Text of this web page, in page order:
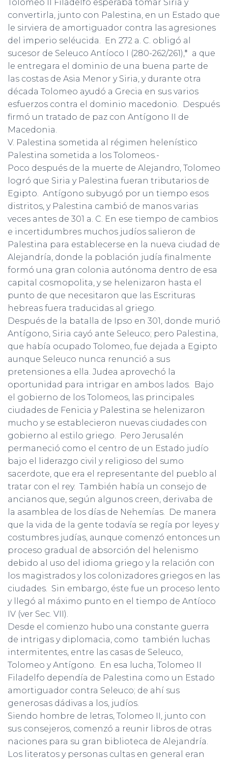
Tolomeo II Filadelfo esperaba tomar Siria y
convertirla, junto con Palestina, en un Estado que
le sirviera de amortiguador contra las agresiones
del imperio seléucida. En 272 a. C. obligó al
sucesor de Seleuco Antíoco I (280-262/261),* a que
le entregara el dominio de una buena parte de
las costas de Asia Menor y Siria, y durante otra
década Tolomeo ayudó a Grecia en sus varios
esfuerzos contra el dominio macedonio. Después
firmó un tratado de paz con Antígono II de
Macedonia.
V. Palestina sometida al régimen helenístico
Palestina sometida a los Tolomeos.-
Poco después de la muerte de Alejandro, Tolomeo
logró que Siria y Palestina fueran tributarios de
Egipto. Antígono subyugó por un tiempo esos
distritos, y Palestina cambió de manos varias
veces antes de 301 a. C. En ese tiempo de cambios
e incertidumbres muchos judíos salieron de
Palestina para establecerse en la nueva ciudad de
Alejandría, donde la población judía finalmente
formó una gran colonia autónoma dentro de esa
capital cosmopolita, y se helenizaron hasta el
punto de que necesitaron que las Escrituras
hebreas fuera traducidas al griego.
Después de la batalla de Ipso en 301, donde murió
Antígono, Siria cayó ante Seleuco; pero Palestina,
que había ocupado Tolomeo, fue dejada a Egipto
aunque Seleuco nunca renunció a sus
pretensiones a ella. Judea aprovechó la
oportunidad para intrigar en ambos lados. Bajo
el gobierno de los Tolomeos, las principales
ciudades de Fenicia y Palestina se helenizaron
mucho y se establecieron nuevas ciudades con
gobierno al estilo griego. Pero Jerusalén
permaneció como el centro de un Estado judío
bajo el liderazgo civil y religioso del sumo
sacerdote, que era el representante del pueblo al
tratar con el rey. También había un consejo de
ancianos que, según algunos creen, derivaba de
la asamblea de los días de Nehemías. De manera
que la vida de la gente todavía se regía por leyes y
costumbres judías, aunque comenzó entonces un
proceso gradual de absorción del helenismo
debido al uso del idioma griego y la relación con
los magistrados y los colonizadores griegos en las
ciudades. Sin embargo, éste fue un proceso lento
y llegó al máximo punto en el tiempo de Antíoco
IV (ver Sec. VII).
Desde el comienzo hubo una constante guerra
de intrigas y diplomacia, como también luchas
intermitentes, entre las casas de Seleuco,
Tolomeo y Antígono. En esa lucha, Tolomeo II
Filadelfo dependía de Palestina como un Estado
amortiguador contra Seleuco; de ahí sus
generosas dádivas a los, judíos.
Siendo hombre de letras, Tolomeo II, junto con
sus consejeros, comenzó a reunir libros de otras
naciones para su gran biblioteca de Alejandría.
Los literatos y personas cultas en general eran